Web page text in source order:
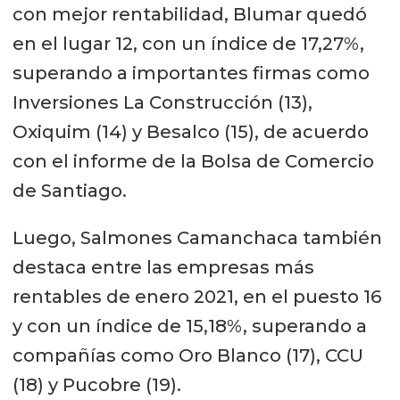
con mejor rentabilidad, Blumar quedó
en el lugar 12, con un índice de 17,27%,
superando a importantes firmas como
Inversiones La Construcción (13),
Oxiquim (14) y Besalco (15), de acuerdo
con el informe de la Bolsa de Comercio
de Santiago.
Luego, Salmones Camanchaca también
destaca entre las empresas más
rentables de enero 2021, en el puesto 16
y con un índice de 15,18%, superando a
compañías como Oro Blanco (17), CCU
(18) y Pucobre (19).